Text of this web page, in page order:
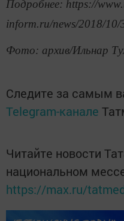
Подробнее: https://
inform.ru/news/2018/
Фото: архив/Ильнар
Следите за самым
Telegram-канале
Читайте новости
национальном
https://max.ru/